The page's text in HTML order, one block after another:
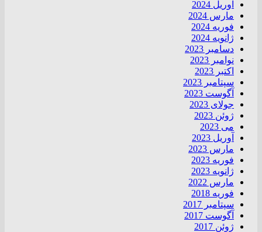
آوریل 2024
مارس 2024
فوریه 2024
ژانویه 2024
دسامبر 2023
نوامبر 2023
اکتبر 2023
سپتامبر 2023
آگوست 2023
جولای 2023
ژوئن 2023
می 2023
آوریل 2023
مارس 2023
فوریه 2023
ژانویه 2023
مارس 2022
فوریه 2018
سپتامبر 2017
آگوست 2017
ژوئن 2017